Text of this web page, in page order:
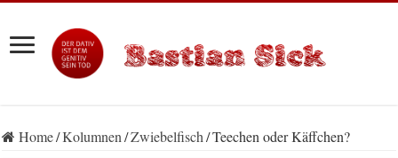
Home/Kolumnen/Zwiebelfisch/Teechen oder Käffchen?